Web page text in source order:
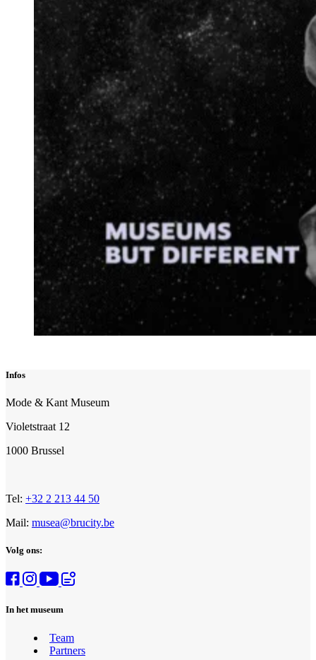
Infos
Mode & Kant Museum
Violetstraat 12
1000 Brussel
Tel: +32 2 213 44 50
Mail: musea@brucity.be
Volg ons:
In het museum
Team
Partners